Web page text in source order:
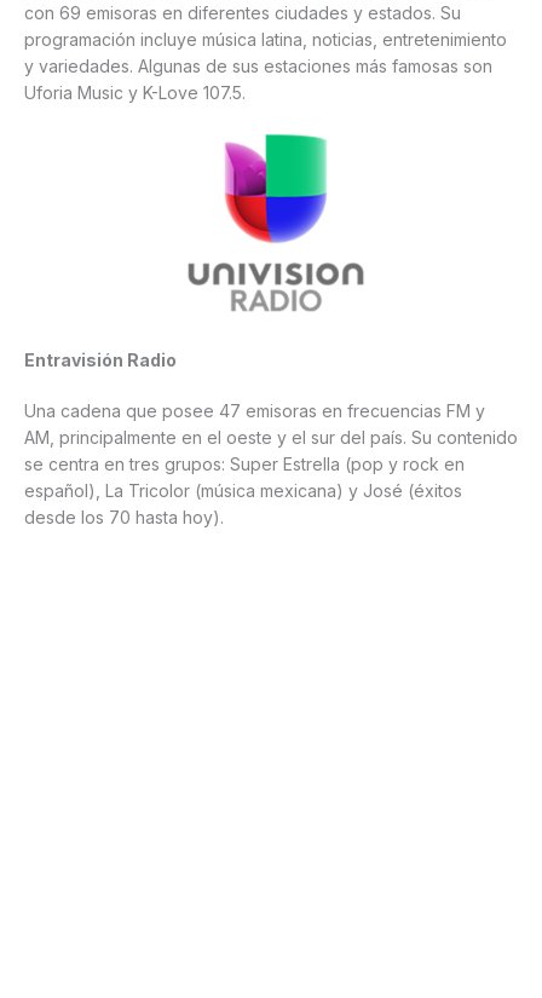
con 69 emisoras en diferentes ciudades y estados. Su
programación incluye música latina, noticias, entretenimiento
y variedades. Algunas de sus estaciones más famosas son
Uforia Music y K-Love 107.5.
Entravisión Radio
Una cadena que posee 47 emisoras en frecuencias FM y
AM, principalmente en el oeste y el sur del país. Su contenido
se centra en tres grupos: Super Estrella (pop y rock en
español), La Tricolor (música mexicana) y José (éxitos
desde los 70 hasta hoy).